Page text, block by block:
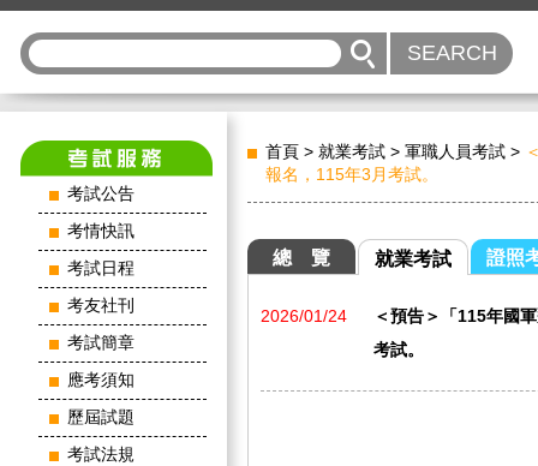
考試公告
考情快訊
考試日程
考友社刊
考試簡章
應考須知
歷屆試題
考試法規
首頁 > 就業考試 > 軍職人員考試 >
報名，115年3月考試。
總 覽 就業考試 證照
2026/01/24
＜預告＞「115年國
考試。